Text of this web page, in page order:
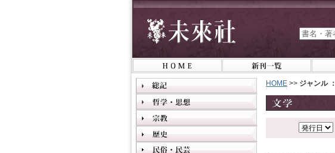
HOME >> ジャンル ：